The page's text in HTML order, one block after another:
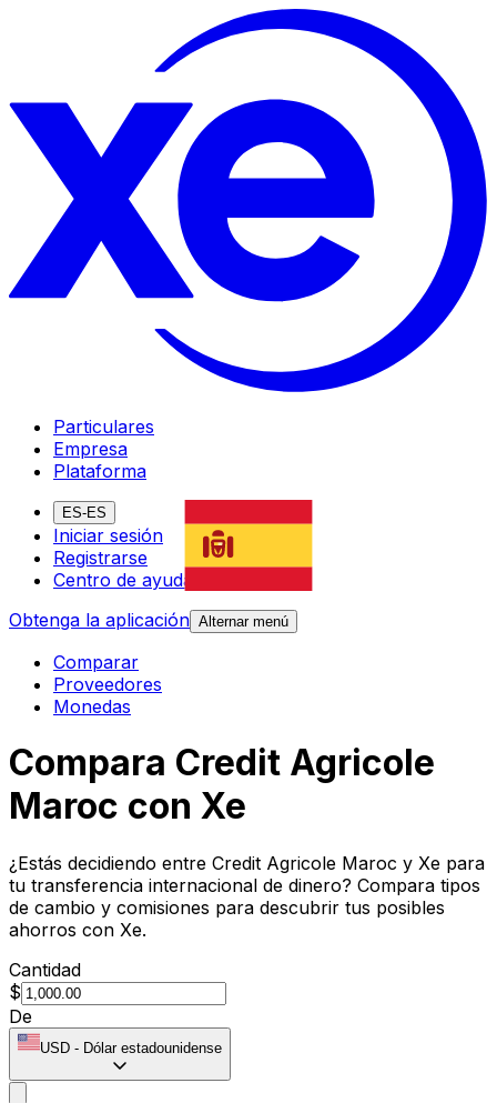
Particulares
Empresa
Plataforma
ES-ES
Iniciar sesión
Registrarse
Centro de ayuda
Obtenga la aplicación Alternar menú
Comparar
Proveedores
Monedas
Compara Credit Agricole
Maroc con Xe
¿Estás decidiendo entre Credit Agricole Maroc y Xe para
tu transferencia internacional de dinero? Compara tipos
de cambio y comisiones para descubrir tus posibles
ahorros con Xe.
Cantidad
$
De
USD - Dólar estadounidense